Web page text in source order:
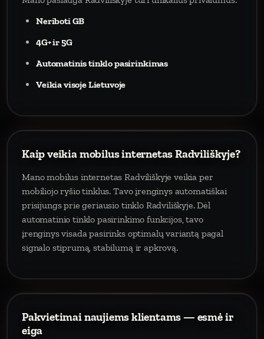
Neriboti GB
4G+ ir 5G
Automatinis tinklo pasirinkimas
Veikia visoje Lietuvoje
Kaip veikia mobilus internetas Radviliškyje?
Mano mobilus internetas Radviliškyje veikia per
mobiliojo ryšio tinklus. Tavo įrenginys automatiškai
prisijungs prie geriausio tinklo Radviliškyje. Dėl
automatinio tinklo pasirinkimo funkcijos, tavo
įrenginys visada pasirinks optimalų variantą pagal
signalo stiprumą, stabilumą ir apkrovą.
Pakvietimai naujiems klientams — esmė ir
eiga